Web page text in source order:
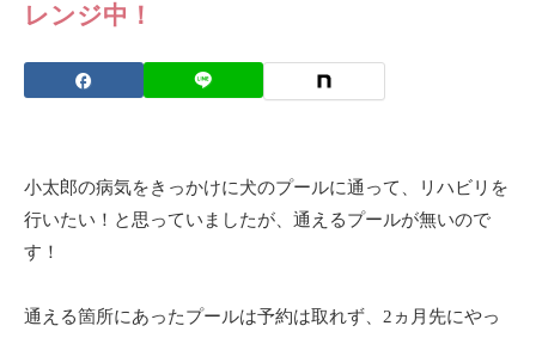
レンジ中！
小太郎の病気をきっかけに犬のプールに通って、リハビリを
行いたい！と思っていましたが、通えるプールが無いので
す！
通える箇所にあったプールは予約は取れず、2ヵ月先にやっ